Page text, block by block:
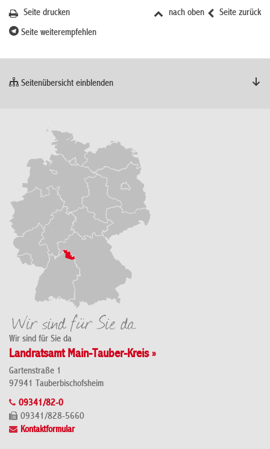
Seite zurück
nach oben
Seite drucken
Seite weiterempfehlen
Seitenübersicht einblenden
Wir sind für Sie da
Landratsamt Main-Tauber-Kreis »
Gartenstraße 1
97941 Tauberbischofsheim
09341/82-0
09341/828-5660
Kontaktformular